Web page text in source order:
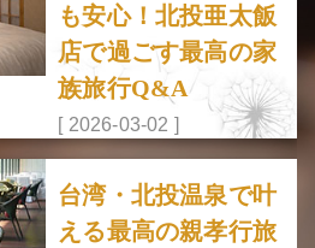
も安心！北投亜太飯
店で過ごす最高の家
族旅行Q&A
[ 2026-03-02 ]
台湾・北投温泉で叶
える最高の親孝行旅